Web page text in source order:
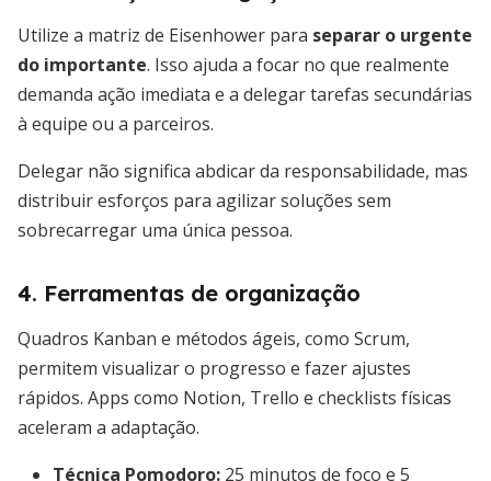
Utilize a matriz de Eisenhower para separar o urgente
do importante. Isso ajuda a focar no que realmente
demanda ação imediata e a delegar tarefas secundárias
à equipe ou a parceiros.
Delegar não significa abdicar da responsabilidade, mas
distribuir esforços para agilizar soluções sem
sobrecarregar uma única pessoa.
4. Ferramentas de organização
Quadros Kanban e métodos ágeis, como Scrum,
permitem visualizar o progresso e fazer ajustes
rápidos. Apps como Notion, Trello e checklists físicas
aceleram a adaptação.
Técnica Pomodoro: 25 minutos de foco e 5